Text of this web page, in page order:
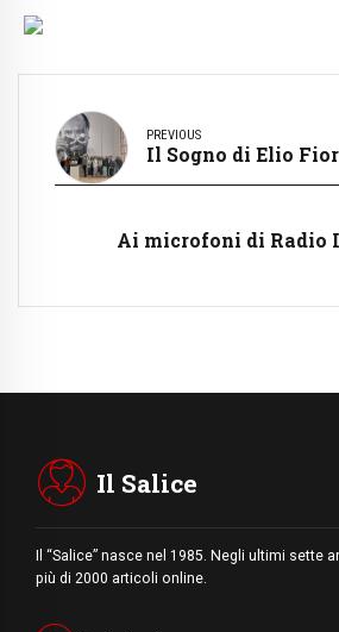
PREVIOUS
Il Sogno di Elio
Ai microfoni di Radio
Il Salice
Il “Salice” nasce nel 1985. Negli ultimi sette
più di 2000 articoli online.